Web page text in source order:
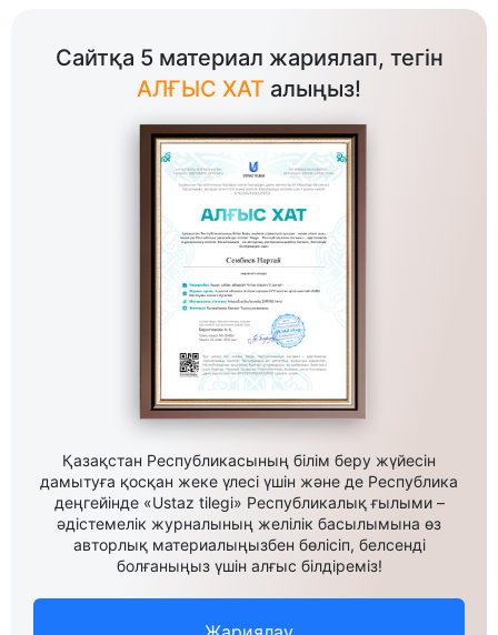
Сайтқа 5 материал жариялап, тегін
АЛҒЫС ХАТ алыңыз!
Қазақстан Республикасының білім беру жүйесін
дамытуға қосқан жеке үлесі үшін және де Республика
деңгейінде «Ustaz tilegi» Республикалық ғылыми –
әдістемелік журналының желілік басылымына өз
авторлық материалыңызбен бөлісіп, белсенді
болғаныңыз үшін алғыс білдіреміз!